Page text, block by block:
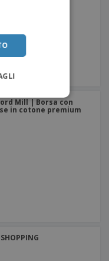
Mill | Borsa con
in cotone premium